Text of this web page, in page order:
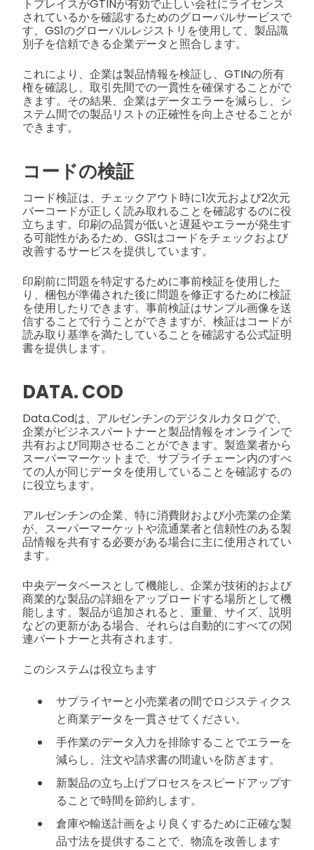
トプレイスがGTINが有効で正しい会社にライセンス
されているかを確認するためのグローバルサービスで
す。GS1のグローバルレジストリを使用して、製品識
別子を信頼できる企業データと照合します。
これにより、企業は製品情報を検証し、GTINの所有
権を確認し、取引先間での一貫性を確保することがで
きます。その結果、企業はデータエラーを減らし、シ
ステム間での製品リストの正確性を向上させることが
できます。
コードの検証
コード検証は、チェックアウト時に1次元および2次元
バーコードが正しく読み取れることを確認するのに役
立ちます。印刷の品質が低いと遅延やエラーが発生す
る可能性があるため、GS1はコードをチェックおよび
改善するサービスを提供しています。
印刷前に問題を特定するために事前検証を使用した
り、梱包が準備された後に問題を修正するために検証
を使用したりできます。事前検証はサンプル画像を送
信することで行うことができますが、検証はコードが
読み取り基準を満たしていることを確認する公式証明
書を提供します。
DATA. COD
Data.Codは、アルゼンチンのデジタルカタログで、
企業がビジネスパートナーと製品情報をオンラインで
共有および同期させることができます。製造業者から
スーパーマーケットまで、サプライチェーン内のすべ
ての人が同じデータを使用していることを確認するの
に役立ちます。
アルゼンチンの企業、特に消費財および小売業の企業
が、スーパーマーケットや流通業者と信頼性のある製
品情報を共有する必要がある場合に主に使用されてい
ます。
中央データベースとして機能し、企業が技術的および
商業的な製品の詳細をアップロードする場所として機
能します。製品が追加されると、重量、サイズ、説明
などの更新がある場合、それらは自動的にすべての関
連パートナーと共有されます。
このシステムは役立ちます
サプライヤーと小売業者の間でロジスティクス
と商業データを一貫させてください。
手作業のデータ入力を排除することでエラーを
減らし、注文や請求書の間違いを防ぎます。
新製品の立ち上げプロセスをスピードアップす
ることで時間を節約します。
倉庫や輸送計画をより良くするために正確な製
品寸法を提供することで、物流を改善します